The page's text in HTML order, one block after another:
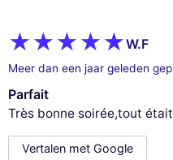
W.F
Meer dan een jaar geleden
Parfait
Très bonne soirée,tout
Vertalen met Google